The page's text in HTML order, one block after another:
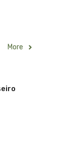
More